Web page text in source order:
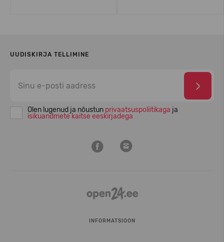
UUDISKIRJA TELLIMINE
Olen lugenud ja nõustun privaatsuspoliitikaga ja
isikuandmete kaitse eeskirjadega
INFORMATSIOON